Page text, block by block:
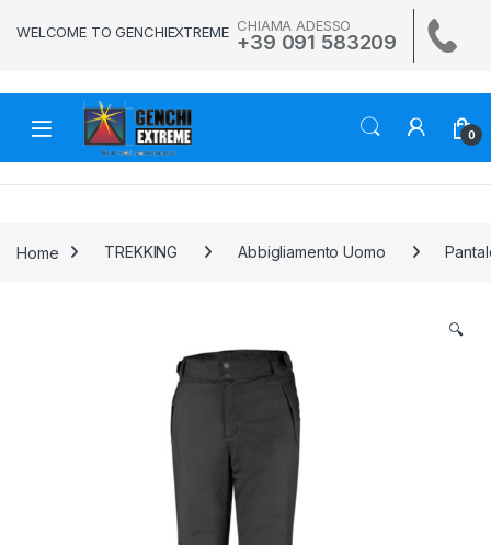
WELCOME TO GENCHIEXTREME CHIAMA ADESSO
+39 091 583209
0
Home TREKKING Abbigliamento Uomo
🔍